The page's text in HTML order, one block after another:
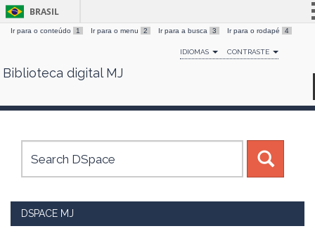
Skip
BRASIL
Simplifique!
Comunica BR
Canais
Ir para o conteúdo 1 Ir para o menu 2 Ir para a busca 3 Ir para o rodapé 4
IDIOMAS CONTRASTE
Biblioteca digital MJ
DSPACE MJ